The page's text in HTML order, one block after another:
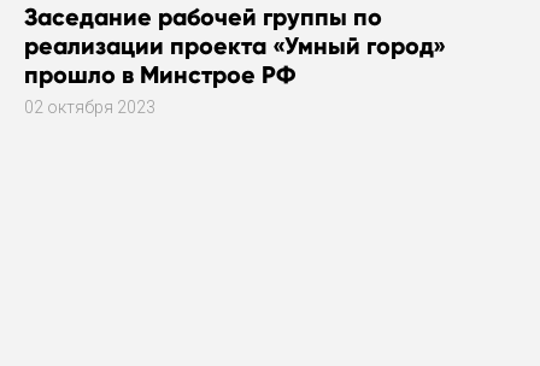
Заседание рабочей группы по
реализации проекта «Умный город»
прошло в Минстрое РФ
02 октября 2023